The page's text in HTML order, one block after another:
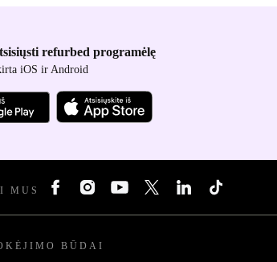
refurbed programėlę
iOS ir Android
MUS
BŪDAI